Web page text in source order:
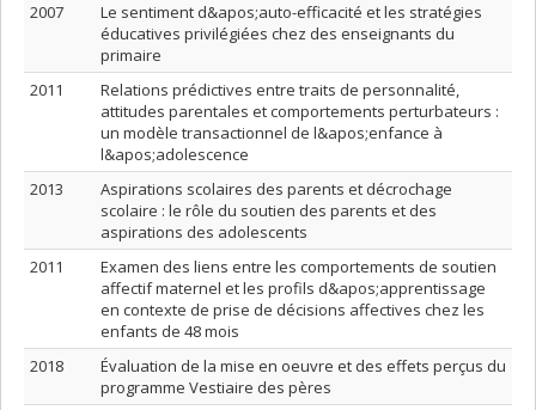
2007
Le sentiment d&apos;auto-efficacité et les stratégies
éducatives privilégiées chez des enseignants du
primaire
2011
Relations prédictives entre traits de personnalité,
attitudes parentales et comportements perturbateurs :
un modèle transactionnel de l&apos;enfance à
l&apos;adolescence
2013
Aspirations scolaires des parents et décrochage
scolaire : le rôle du soutien des parents et des
aspirations des adolescents
2011
Examen des liens entre les comportements de soutien
affectif maternel et les profils d&apos;apprentissage
en contexte de prise de décisions affectives chez les
enfants de 48 mois
2018
Évaluation de la mise en oeuvre et des effets perçus du
programme Vestiaire des pères